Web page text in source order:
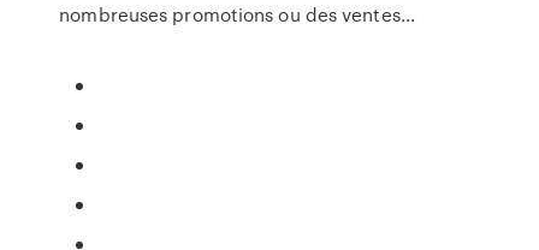
nombreuses promotions ou des ventes...